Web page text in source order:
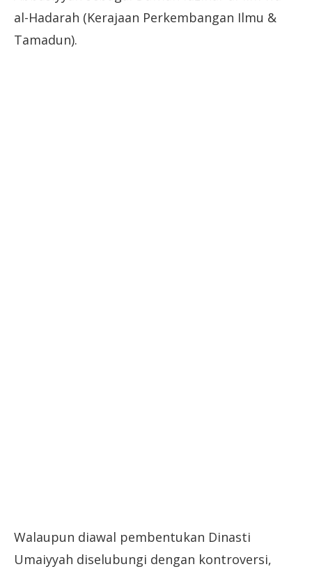
al-Hadarah (Kerajaan Perkembangan Ilmu &
Tamadun).
Walaupun diawal pembentukan Dinasti
Umaiyyah diselubungi dengan kontroversi,